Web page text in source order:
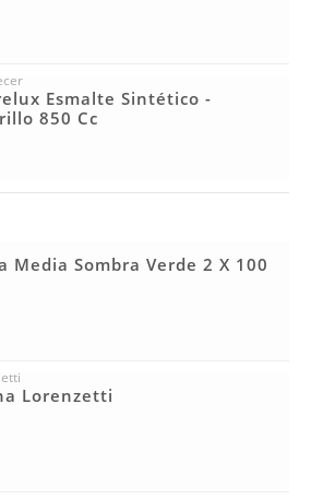
Esmalte Sintético -
850 Cc
Media Sombra Verde 2 X 100
Lorenzetti